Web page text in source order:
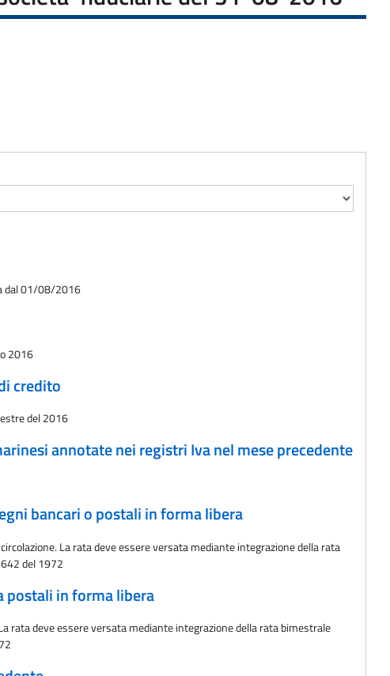
dal 01/08/2016
2016
credito
del 2016
annotate nei registri Iva nel mese precedente
bancari o postali in forma libera
La rata deve essere versata mediante integrazione della rata
del 1972
postali in forma libera
rata deve essere versata mediante integrazione della rata bimestrale